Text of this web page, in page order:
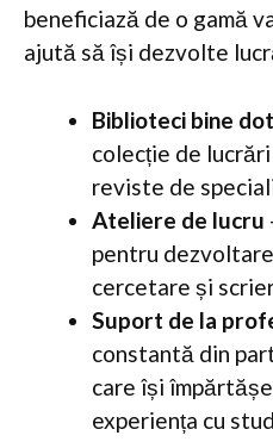
beneficiază de o gamă
ajută să își dezvolte
Biblioteci bine
colecție de
reviste de
Ateliere de lucru
pentru
cercetare și
Suport de la
constantă din
care își
experiența cu